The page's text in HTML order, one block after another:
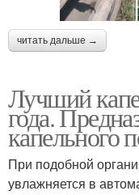
читать дальше →
Лучший
года.
капельного
При подобной
увлажняется в